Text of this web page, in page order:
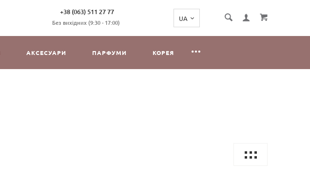
+38 (063) 511 27 77
Без вихідних (9:30 - 17:00)
АКСЕСУАРИ ПАРФУМИ КОРЕЯ